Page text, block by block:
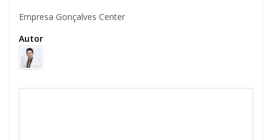
Empresa Gonçalves Center
Autor